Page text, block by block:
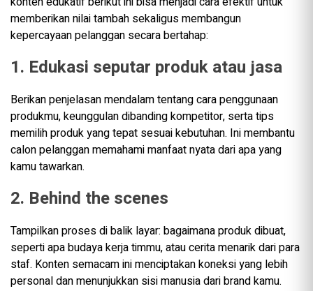
memberikan nilai tambah sekaligus membangun
kepercayaan pelanggan secara bertahap:
1. Edukasi seputar produk atau jasa
Berikan penjelasan mendalam tentang cara penggunaan
produkmu, keunggulan dibanding kompetitor, serta tips
memilih produk yang tepat sesuai kebutuhan. Ini membantu
calon pelanggan memahami manfaat nyata dari apa yang
kamu tawarkan.
2. Behind the scenes
Tampilkan proses di balik layar: bagaimana produk dibuat,
seperti apa budaya kerja timmu, atau cerita menarik dari para
staf. Konten semacam ini menciptakan koneksi yang lebih
personal dan menunjukkan sisi manusia dari brand kamu.